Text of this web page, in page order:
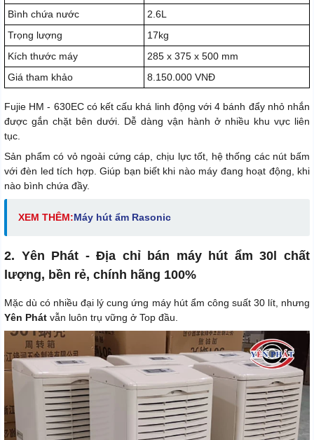
Bình chứa nước
2.6L
Trọng lượng
17kg
Kích thước máy
285 x 375 x 500 mm
Giá tham khảo
8.150.000 VNĐ
Fujie HM - 630EC có kết cấu khá linh động với 4 bánh đẩy nhỏ nhắn
được gắn chặt bên dưới. Dễ dàng vận hành ở nhiều khu vực liên
tục.
Sản phẩm có vỏ ngoài cứng cáp, chịu lực tốt, hệ thống các nút bấm
với đèn led tích hợp. Giúp bạn biết khi nào máy đang hoạt động, khi
nào bình chứa đầy.
XEM THÊM:Máy hút ẩm Rasonic
2. Yên Phát - Địa chỉ bán máy hút ẩm 30l chất
lượng, bền rẻ, chính hãng 100%
Mặc dù có nhiều đại lý cung ứng máy hút ẩm công suất 30 lít, nhưng
Yên Phát vẫn luôn trụ vững ở Top đầu.